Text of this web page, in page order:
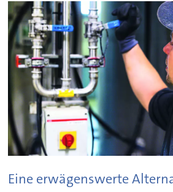
Eine erwägenswerte